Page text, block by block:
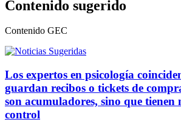
Contenido sugerido
Contenido GEC
Los expertos en psicología
guardan recibos o tickets de
son acumuladores, sino que tienen
control